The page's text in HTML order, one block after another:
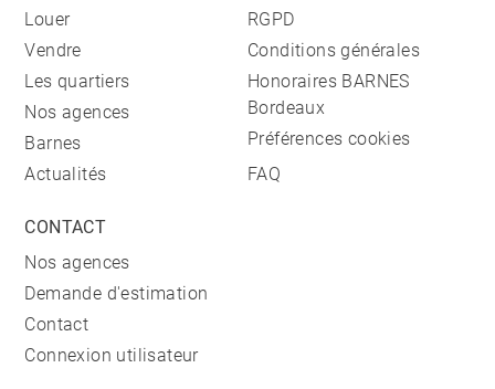
Louer
Vendre
Les quartiers
Nos agences
Barnes
Actualités
RGPD
Conditions générales
Honoraires BARNES
Bordeaux
Préférences cookies
FAQ
CONTACT
Nos agences
Demande d'estimation
Contact
Connexion utilisateur